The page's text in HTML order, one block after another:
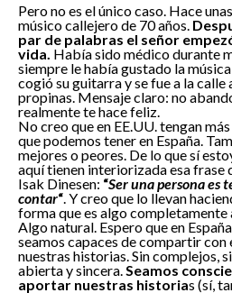
Pero no es el único caso. Hace
músico callejero de 70 años.
par de palabras el señor
vida. Había sido médico durante
siempre le había gustado la
cogió su guitarra y se fue a la calle
propinas. Mensaje claro: no
realmente te hace feliz.
No creo que en EE.UU. tengan
que podemos tener en España.
mejores o peores. De lo que sí
aquí tienen interiorizada esa frase
Isak Dinesen: “Ser una persona es
contar“. Y creo que lo llevan
forma que es algo completamente
Algo natural. Espero que en
seamos capaces de compartir con
nuestras historias. Sin complejos,
abierta y sincera.Seamos
aportar nuestras historias (sí,
Política